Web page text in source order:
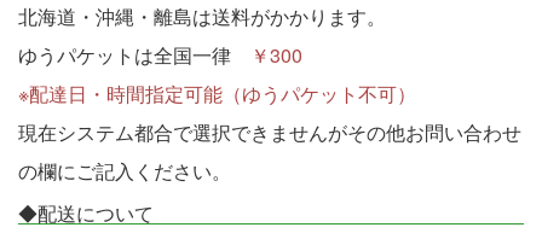
北海道・沖縄・離島は送料がかかります。
ゆうパケットは全国一律
￥300
※配達日・時間指定可能（ゆうパケット不可）
現在システム都合で選択できませんがその他お問い合わせ
の欄にご記入ください。
◆配送について